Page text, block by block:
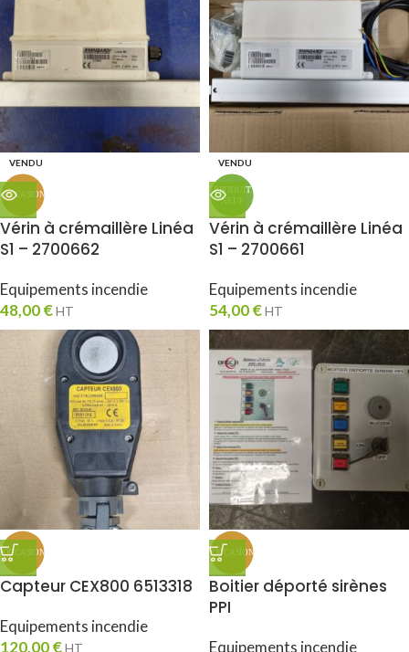
VENDU
Vérin à crémaillère Linéa
S1 – 2700662
Equipements incendie
48,00€HT
VENDU
Vérin à crémaillère Linéa
S1 – 2700661
Equipements incendie
54,00€HT
Capteur CEX800 6513318
Equipements incendie
120,00€HT
Boitier déporté sirènes
PPI
Equipements incendie